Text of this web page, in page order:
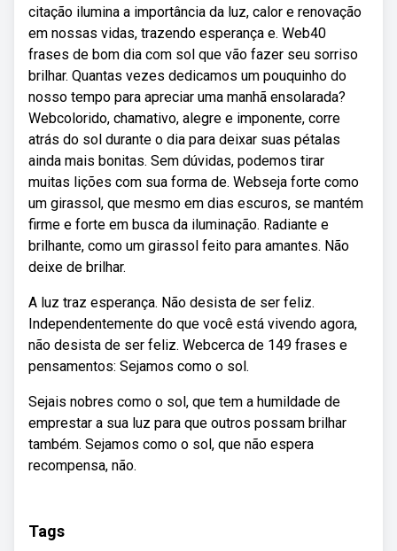
citação ilumina a importância da luz, calor e renovação
em nossas vidas, trazendo esperança e. Web40
frases de bom dia com sol que vão fazer seu sorriso
brilhar. Quantas vezes dedicamos um pouquinho do
nosso tempo para apreciar uma manhã ensolarada?
Webcolorido, chamativo, alegre e imponente, corre
atrás do sol durante o dia para deixar suas pétalas
ainda mais bonitas. Sem dúvidas, podemos tirar
muitas lições com sua forma de. Webseja forte como
um girassol, que mesmo em dias escuros, se mantém
firme e forte em busca da iluminação. Radiante e
brilhante, como um girassol feito para amantes. Não
deixe de brilhar.
A luz traz esperança. Não desista de ser feliz.
Independentemente do que você está vivendo agora,
não desista de ser feliz. Webcerca de 149 frases e
pensamentos: Sejamos como o sol.
Sejais nobres como o sol, que tem a humildade de
emprestar a sua luz para que outros possam brilhar
também. Sejamos como o sol, que não espera
recompensa, não.
Tags